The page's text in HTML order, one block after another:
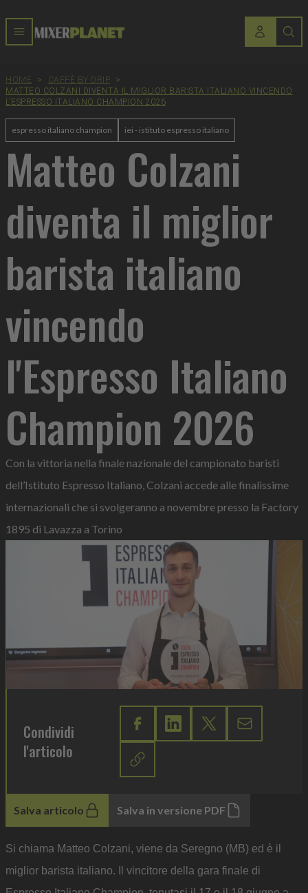
HOME > CAFFÈ BY DRIP
>
MATTEO COLZANI DIVENTA IL MIGLIOR BARISTA ITALIANO VINCENDO
L'ESPRESSO ITALIANO CHAMPION 2026
espresso italiano champion iei - istituto espresso italiano
Matteo Colzani
diventa il miglior
barista italiano
vincendo
l'Espresso Italiano
Champion 2026
Con la vittoria nella finale nazionale del campionato baristi
dell’Istituto Espresso Italiano, Colzani accede alle finalissime
internazionali che si svolgeranno a novembre presso la Factory
1895 di Lavazza a Torino
Condividi
l'articolo
Salva articolo Salva in versione PDF
Si chiama Matteo Colzani, viene da Seregno (MB) ed è il
miglior barista italiano. Il vincitore della gara finale di